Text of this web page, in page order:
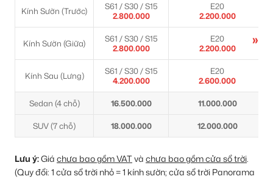
»
Kính Sườn (Trước)
S61 / S30 / S15
2.800.000
E20
2.200.000
Kính Sườn (Giữa)
S61 / S30 / S15
2.800.000
E20
2.200.000
Kính Sau (Lưng)
S61 / S30 / S15
4.200.000
E20
2.600.000
Sedan (4 chỗ) 16.500.000 11.000.000
SUV (7 chỗ) 18.000.000 12.000.000
Lưu ý:Giá chưa bao gồm VATvà chưa bao gồm cửa sổ trời.
(Quy đổi: 1 cửa sổ trời nhỏ = 1 kính sườn; cửa sổ trời Panorama